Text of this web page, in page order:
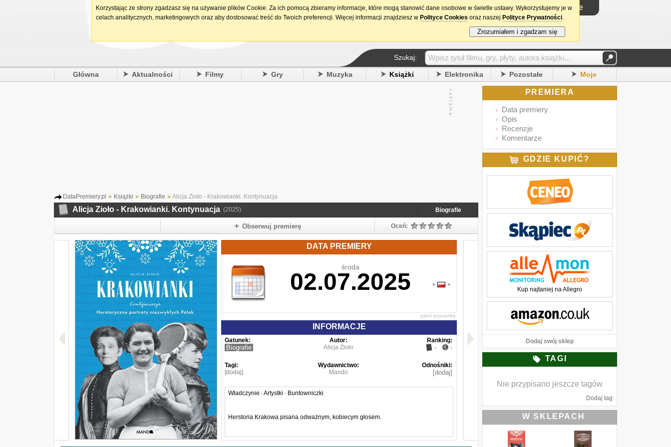
15. urodziny DataPremiery.pl Logowanie
Szukaj:
Główna Aktualności Filmy Gry Muzyka Książki Elektronika Pozostałe Moje
DataPremiery.pl » Książki » Biografie » Alicja Zioło - Krakowianki. Kontynuacja
Alicja Zioło - Krakowianki. Kontynuacja (2025) Biografie
Obserwuj premierę Oceń:
DATA PREMIERY
środa
02.07.2025
zgłoś poprawkę
INFORMACJE
Gatunek:
Biografie
Autor:
Alicja Zioło
Ranking:
- -
Tagi:
[dodaj]
Wydawnictwo:
Mando
Odnośniki:
[dodaj]
Władczynie ∙ Artystki ∙ Buntowniczki
Herstoria Krakowa pisana odważnym, kobiecym głosem.
Oto kolejna odsłona Krakowianek – opowieść o kobietach z Krakowa, które
PREMIERA
Data premiery
Opis
Recenzje
Komentarze
GDZIE KUPIĆ?
Kup najtaniej na Allegro
Dodaj swój sklep
TAGI
Nie przypisano jeszcze tagów
Dodaj tag
W SKLEPACH
Korzystając ze strony zgadzasz się na używanie plików Cookie. Za ich pomocą zbieramy informacje, które mogą stanowić dane osobowe w świetle ustawy. Wykorzystujemy je w
celach analitycznych, marketingowych oraz aby dostosować treść do Twoich preferencji. Więcej informacji znajdziesz w Polityce Cookies oraz naszej Polityce Prywatności.
Zrozumiałem i zgadzam się